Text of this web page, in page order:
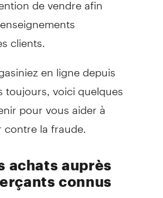
clients.
en ligne depuis
toujours, voici quelques
pour vous aider à
la fraude.
achats auprès
connus